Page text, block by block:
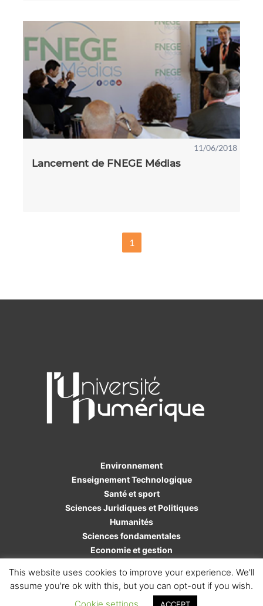
11/06/2018
Lancement de FNEGE Médias
1
Environnement
Enseignement Technologique
Santé et sport
Sciences Juridiques et Politiques
Humanités
Sciences fondamentales
Economie et gestion
This website uses cookies to improve your experience. We'll
assume you're ok with this, but you can opt-out if you wish.